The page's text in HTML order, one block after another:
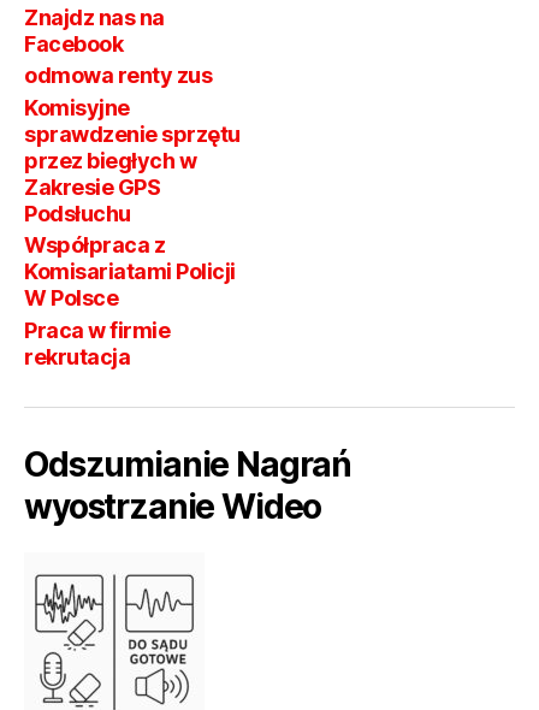
Znajdz nas na
Facebook
odmowa renty zus
Komisyjne
sprawdzenie sprzętu
przez biegłych w
Zakresie GPS
Podsłuchu
Współpraca z
Komisariatami Policji
W Polsce
Praca w firmie
rekrutacja
Odszumianie Nagrań
wyostrzanie Wideo